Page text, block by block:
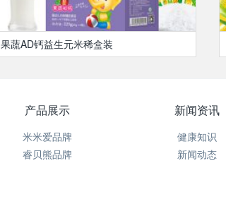
果蔬AD钙益生元米稀盒装
产品展示
米米爱品牌
睿贝熊品牌
新闻资讯
健康知识
新闻动态